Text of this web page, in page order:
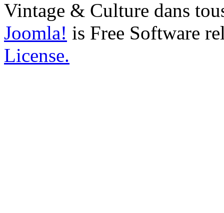
Vintage & Culture dans
Joomla! is Free Software
License.